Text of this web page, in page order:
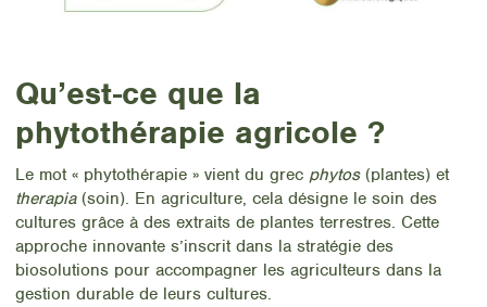
Qu’est-ce que la
phytothérapie agricole ?
Le mot « phytothérapie » vient du grec phytos(plantes) et
therapia(soin). En agriculture, cela désigne le soin des
cultures grâce à des extraits de plantes terrestres. Cette
approche innovante s’inscrit dans la stratégie des
biosolutions pour accompagner les agriculteurs dans la
gestion durable de leurs cultures.